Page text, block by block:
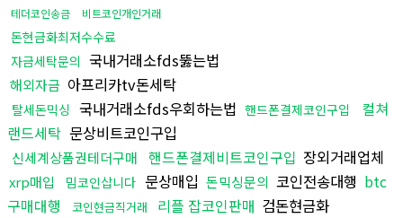
테더코인송금
비트코인개인거래
돈현금화최저수수료
자금세탁문의 국내거래소fds뚫는법
해외자금 아프리카tv돈세탁
탈세돈믹싱 국내거래소fds우회하는법 핸드폰결제코인구입
컬쳐
랜드세탁 문상비트코인구입
신세계상품권테더구매 핸드폰결제비트코인구입 장외거래업체
xrp매입 밈코인삽니다 문상매입 돈믹싱문의 코인전송대행 btc
구매대행
코인현금직거래 리플 잡코인판매 검돈현금화